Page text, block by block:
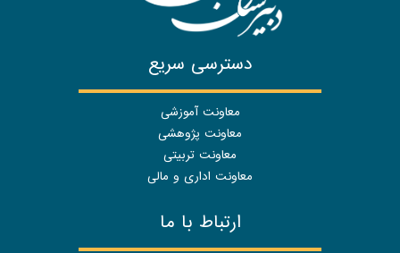
دسترسی سریع
معاونت آموزشی
معاونت پژوهشی
معاونت تربیتی
معاونت اداری و مالی
ارتباط با ما